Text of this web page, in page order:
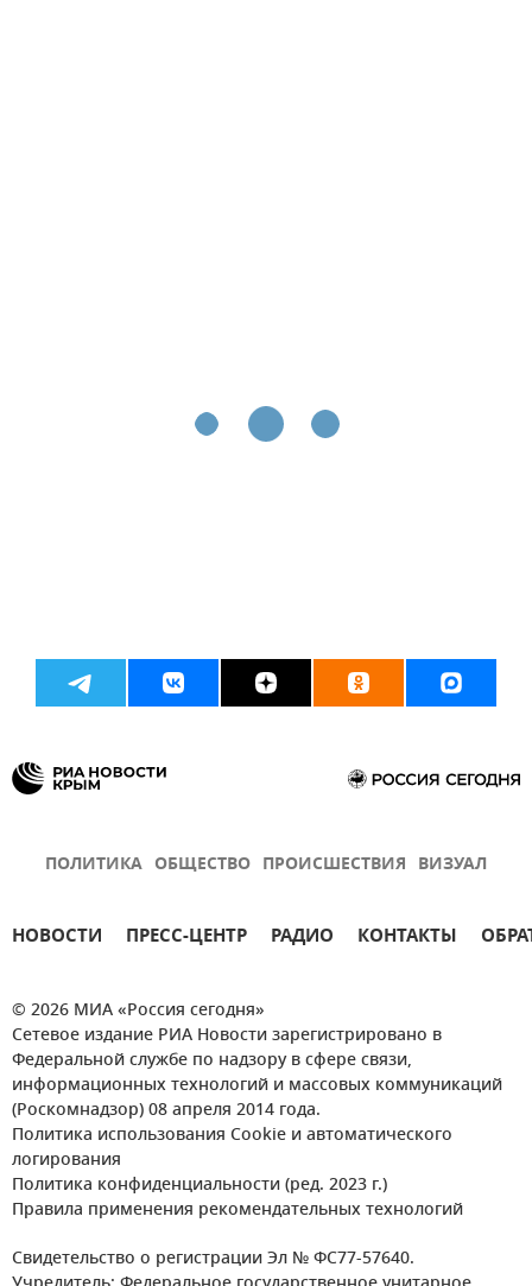
ПОЛИТИКА ОБЩЕСТВО ПРОИСШЕСТВИЯ ВИЗУАЛ
НОВОСТИ ПРЕСС-ЦЕНТР РАДИО КОНТАКТЫ
© 2026 МИА «Россия сегодня»
Сетевое издание РИА Новости зарегистрировано в
Федеральной службе по надзору в сфере связи,
информационных технологий и массовых коммуникаций
(Роскомнадзор) 08 апреля 2014 года.
Политика использования Cookie и автоматического
логирования
Политика конфиденциальности (ред. 2023 г.)
Правила применения рекомендательных технологий
Свидетельство о регистрации Эл № ФС77-57640.